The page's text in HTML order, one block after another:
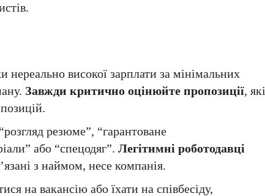
нереально високої зарплати за мінімальних
Завжди критично оцінюйте пропозиції, які
резюме”, “гарантоване
або “спецодяг”. Легітимні роботодавці
з наймом, несе компанія.
на вакансію або їхати на співбесіду,